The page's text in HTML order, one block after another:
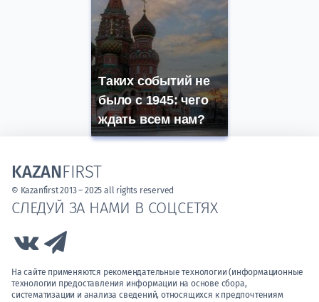
Таких событий не
было с 1945: чего
ждать всем нам?
СЛЕДУЙ ЗА НАМИ В СОЦСЕТЯХ
Link to Vk
На сайте применяются рекомендательные технологии (информационные
технологии предоставления информации на основе сбора,
систематизации и анализа сведений, относящихся к предпочтениям
KAZANFIRST
© Kazanfirst 2013 – 2025 all rights reserved